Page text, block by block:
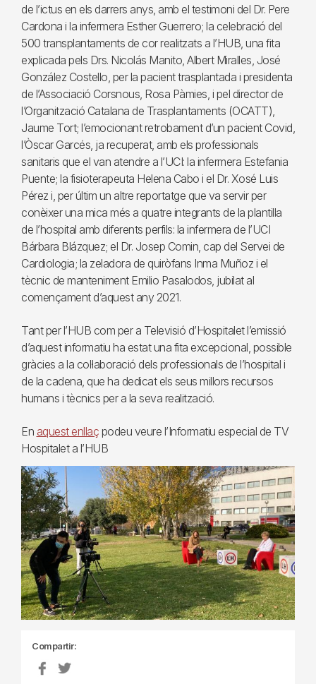
de l’ictus en els darrers anys, amb el testimoni del Dr. Pere
Cardona i la infermera Esther Guerrero; la celebració del
500 transplantaments de cor realitzats a l’HUB, una fita
explicada pels Drs. Nicolás Manito, Albert Miralles, José
González Costello, per la pacient trasplantada i presidenta
de l’Associació Corsnous, Rosa Pàmies, i pel director de
l’Organització Catalana de Trasplantaments (OCATT),
Jaume Tort; l’emocionant retrobament d’un pacient Covid,
l’Òscar Garcés, ja recuperat, amb els professionals
sanitaris que el van atendre a l’UCI: la infermera Estefania
Puente; la fisioterapeuta Helena Cabo i el Dr. Xosé Luis
Pérez i, per últim un altre reportatge que va servir per
conèixer una mica més a quatre integrants de la plantilla
de l’hospital amb diferents perfils: la infermera de l’UCI
Bárbara Blázquez; el Dr. Josep Comin, cap del Servei de
Cardiologia; la zeladora de quiròfans Inma Muñoz i el
tècnic de manteniment Emilio Pasalodos, jubilat al
començament d’aquest any 2021.
Tant per l’HUB com per a Televisió d’Hospitalet l’emissió
d’aquest informatiu ha estat una fita excepcional, possible
gràcies a la col·laboració dels professionals de l’hospital i
de la cadena, que ha dedicat els seus millors recursos
humans i tècnics per a la seva realització.
En aquest enllaç podeu veure l’Informatiu especial de TV
Hospitalet a l’HUB
Compartir: